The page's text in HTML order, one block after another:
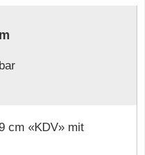
cm «KDV» mit